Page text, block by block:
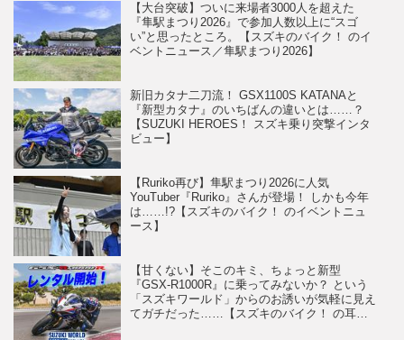
【大台突破】ついに来場者3000人を超えた
『隼駅まつり2026』で参加人数以上に“スゴ
い”と思ったところ。【スズキのバイク！ のイ
ベントニュース／隼駅まつり2026】
新旧カタナ二刀流！ GSX1100S KATANAと
『新型カタナ』のいちばんの違いとは……？
【SUZUKI HEROES！ スズキ乗り突撃インタ
ビュー】
【Ruriko再び】隼駅まつり2026に人気
YouTuber『Ruriko』さんが登場！ しかも今年
は……!?【スズキのバイク！ のイベントニュ
ース】
【甘くない】そこのキミ、ちょっと新型
『GSX-R1000R』に乗ってみないか？ という
「スズキワールド」からのお誘いが気軽に見え
てガチだった……【スズキのバイク！ の耳よ